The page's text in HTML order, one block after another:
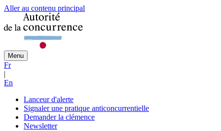
Aller au contenu principal
Menu
Fr
|
En
Lanceur d'alerte
Signaler une pratique anticoncurrentielle
Demander la clémence
Newsletter